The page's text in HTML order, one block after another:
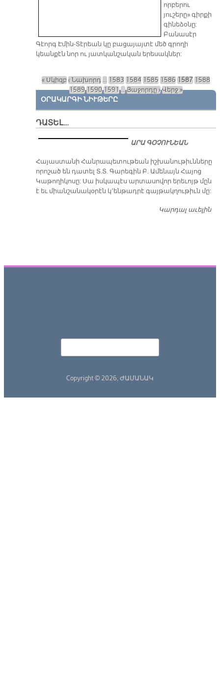
որբերու
յուշերը» գիրքի
գինեձօնը:
Բանասէր
Գէորգ Էմին-Տէրեան կը բացայայտէ մեծ գրողի
կեանքէն նոր ու յատկանշական երեսակներ:
Էջեր
« Սկիզբ‹ Նախորդ … 1583 1584 1585 1586 1587 1588
158915901591 … Յաջորդը ›Վերջ »
ՕՐԱԿԱՐԳԻ ՆԻՒԹԵՐԸ
ԴԱՏԵԼ…
ԱՐԱ ԳՕՉՈՒՆԵԱՆ
​Հայաստանի Հանրապետութեան իշխանութիւնները
որոշած են դատել Տ.Տ. Գարեգին Բ. Ամենայն Հայոց
Կաթողիկոսը: Սա իսկապէս արտասովոր երեւոյթ մըն
է եւ միանշանակօրէն կ՚ենթադրէ գայթակղութիւն մը:
Կարդալ աւելին
Copyright © 2026, ԺԱՄԱՆԱԿ